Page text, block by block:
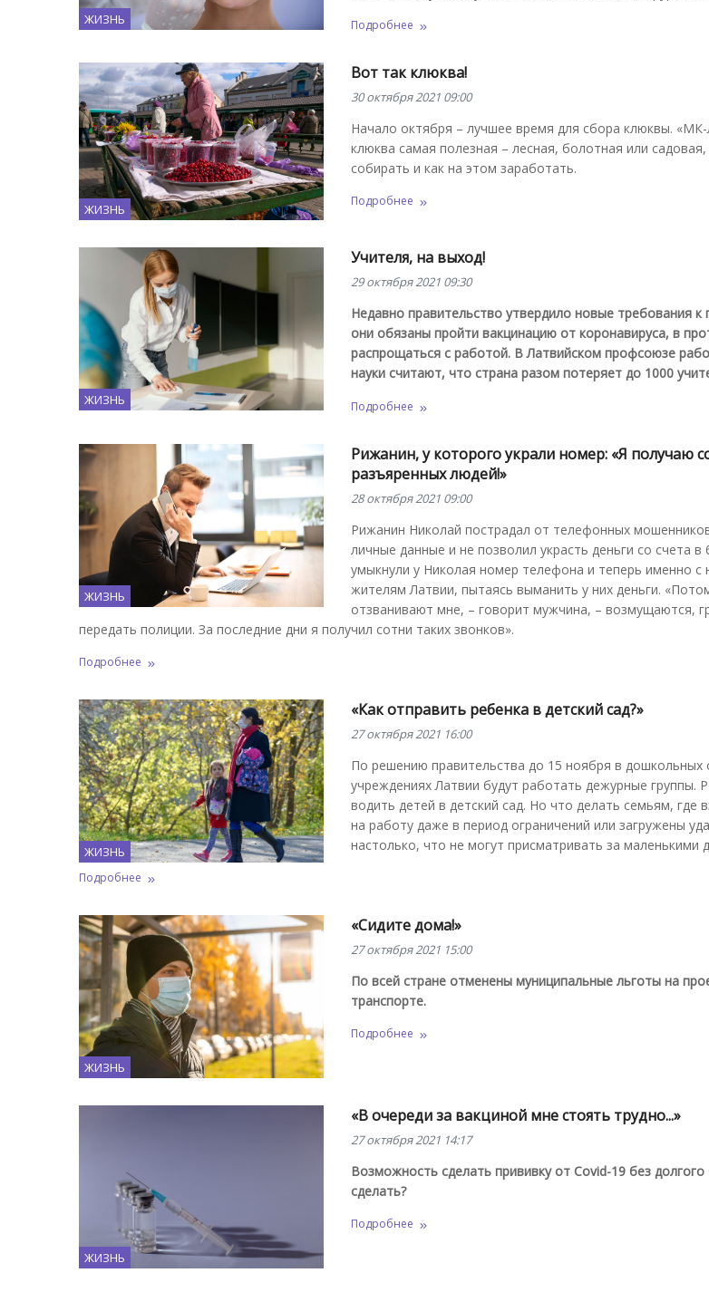
ЖИЗНЬ Подробнее
ЖИЗНЬ
Вот так клюква!
30 октября 2021 09:00
Начало октября – лучшее время для сбора клюквы. «МК-
клюква самая полезная – лесная, болотная или
собирать и как на этом заработать.
Подробнее
ЖИЗНЬ
Учителя, на выход!
29 октября 2021 09:30
Недавно правительство утвердило новые требования к
они обязаны пройти вакцинацию от коронавируса, в
распрощаться с работой. В Латвийском профсоюзе
науки считают, что страна разом потеряет до 1000
Подробнее
ЖИЗНЬ
Рижанин, у которого украли номер: «Я получаю
разъяренных людей!»
28 октября 2021 09:00
Рижанин Николай пострадал от телефонных
личные данные и не позволил украсть деньги со счета в
умыкнули у Николая номер телефона и теперь именно с
жителям Латвии, пытаясь выманить у них деньги.
отзванивают мне, – говорит мужчина, – возмущаются,
передать полиции. За последние дни я получил сотни таких звонков».
Подробнее
ЖИЗНЬ
«Как отправить ребенка в детский сад?»
27 октября 2021 16:00
По решению правительства до 15 ноября в дошкольных
учреждениях Латвии будут работать дежурные группы.
водить детей в детский сад. Но что делать семьям, где
на работу даже в период ограничений или загружены
настолько, что не могут присматривать за маленькими
Подробнее
ЖИЗНЬ
«Сидите дома!»
27 октября 2021 15:00
По всей стране отменены муниципальные льготы на
транспорте.
Подробнее
ЖИЗНЬ
«В очереди за вакциной мне стоять трудно...»
27 октября 2021 14:17
Возможность сделать прививку от Covid-19 без
сделать?
Подробнее